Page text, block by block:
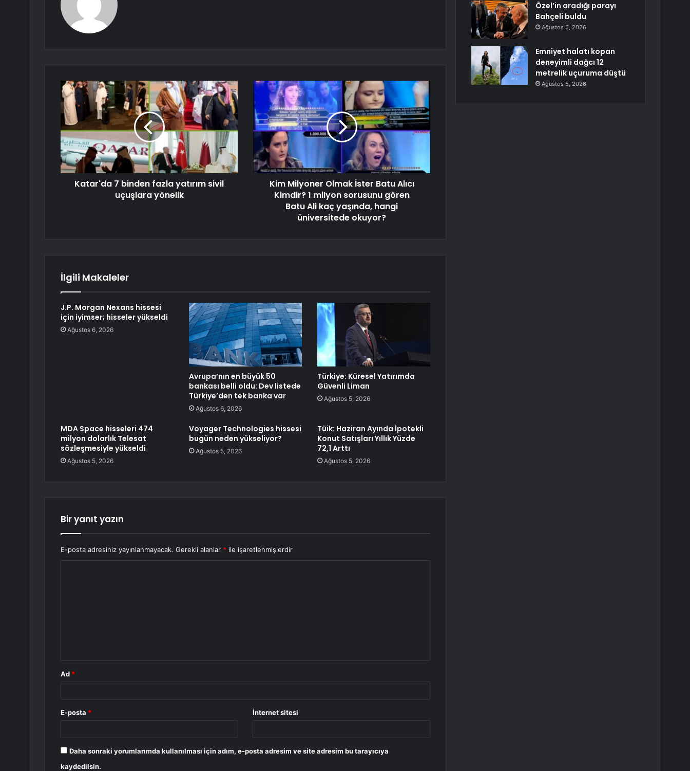
Katar'da 7 binden fazla yatırım sivil
uçuşlara yönelik
Kim Milyoner Olmak İster Batu Alıcı
Kimdir? 1 milyon sorusunu gören
Batu Ali kaç yaşında, hangi
üniversitede okuyor?
İlgili Makaleler
J.P. Morgan Nexans hissesi
için iyimser; hisseler yükseldi
Ağustos 6, 2026
Avrupa’nın en büyük 50
bankası belli oldu: Dev listede
Türkiye’den tek banka var
Ağustos 6, 2026
Türkiye: Küresel Yatırımda
Güvenli Liman
Ağustos 5, 2026
MDA Space hisseleri 474
milyon dolarlık Telesat
sözleşmesiyle yükseldi
Ağustos 5, 2026
Voyager Technologies hissesi
bugün neden yükseliyor?
Ağustos 5, 2026
Tüik: Haziran Ayında İpotekli
Konut Satışları Yıllık Yüzde
72,1 Arttı
Ağustos 5, 2026
Bir yanıt yazın
E-posta adresiniz yayınlanmayacak. Gerekli alanlar * ile işaretlenmişlerdir
Ad *
E-posta * İnternet sitesi
Daha sonraki yorumlarımda kullanılması için adım, e-posta adresim ve site adresim bu tarayıcıya
kaydedilsin.
Özel’in aradığı parayı
Bahçeli buldu
Ağustos 5, 2026
Emniyet halatı kopan
deneyimli dağcı 12
metrelik uçuruma düştü
Ağustos 5, 2026